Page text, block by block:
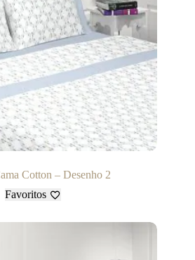
Cotton – Desenho 2
Favoritos